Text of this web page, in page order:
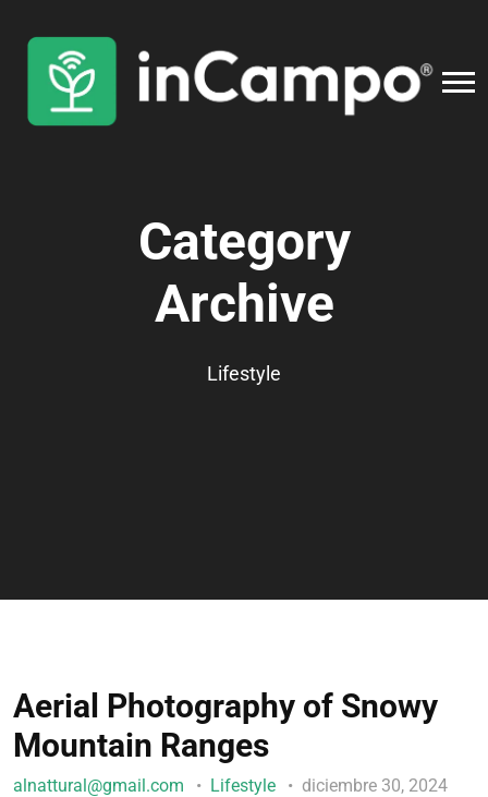
Category
Archive
Lifestyle
Aerial Photography of Snowy
Mountain Ranges
alnattural@gmail.com Lifestyle diciembre 30, 2024